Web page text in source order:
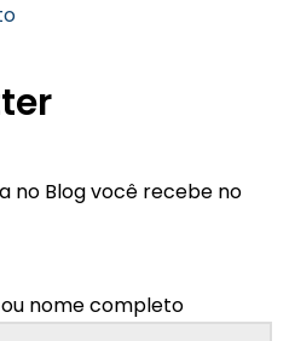
no Blog você recebe no
nome completo